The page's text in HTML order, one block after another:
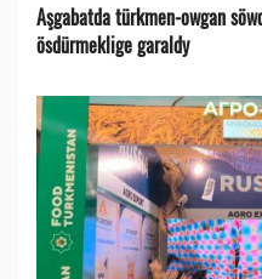
Aşgabatda türkmen-owgan
ösdürmeklige garaldy